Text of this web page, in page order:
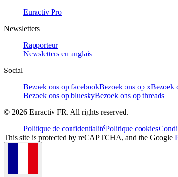
Euractiv Pro
Newsletters
Rapporteur
Newsletters en anglais
Social
Bezoek ons op facebookBezoek ons op xBezoek
Bezoek ons op blueskyBezoek ons op threads
© 2026 Euractiv FR. All rights reserved.
Politique de confidentialitéPolitique cookies
This site is protected by reCAPTCHA, and the Google